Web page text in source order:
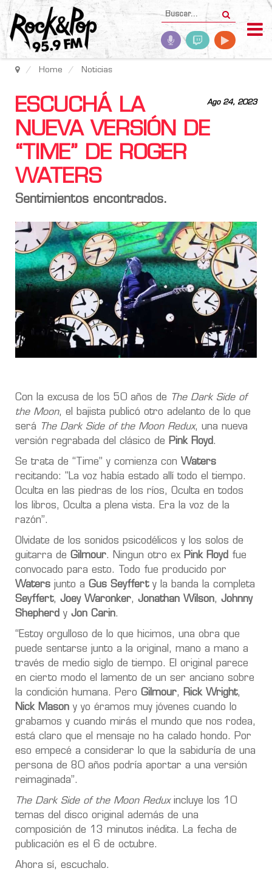
Home Noticias
Ago 24, 2023
ESCUCHÁ LA
NUEVA VERSIÓN DE
“TIME” DE ROGER
WATERS
Sentimientos encontrados.
Con la excusa de los 50 años de
The Dark Side of
the Moon, el bajista publicó otro adelanto de lo que
será
The Dark Side of the Moon Redux, una nueva
versión regrabada del clásico de Pink Floyd.
Se trata de “Time” y comienza con Waters
recitando: "La voz había estado allí todo el tiempo.
Oculta en las piedras de los ríos, Oculta en todos
los libros, Oculta a plena vista.
Era la voz de la
razón”.
Olvidate de los sonidos psicodélicos y los solos de
guitarra de Gilmour. Ningun otro ex Pink Floyd fue
convocado para esto. Todo fue producido por
Waters junto a Gus Seyffert y la banda la completa
Seyffert, Joey Waronker, Jonathan Wilson, Johnny
Shepherd y Jon Carin.
“Estoy orgulloso de lo que hicimos, una obra que
puede sentarse junto a la original, mano a mano a
través de medio siglo de tiempo. El original parece
en cierto modo el lamento de un ser anciano sobre
la condición humana. Pero Gilmour, Rick Wright,
Nick Mason y yo éramos muy jóvenes cuando lo
grabamos y cuando mirás el mundo que nos rodea,
está claro que el mensaje no ha calado hondo. Por
eso empecé a considerar lo que la sabiduría de una
persona de 80 años podría aportar a una versión
reimaginada”.
The Dark Side of the Moon Reduxincluye los 10
temas del disco original además de una
composición de 13 minutos inédita. La fecha de
publicación es el 6 de octubre.
Ahora sí, escuchalo.